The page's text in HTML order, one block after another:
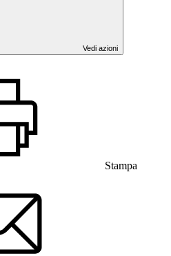
Vedi azioni
Stampa